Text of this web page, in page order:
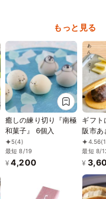
もっと見る
癒しの練り切り『南極
和菓子』 6個入
5(4)
最短 8/19
¥ 4,200
ギフト
阪市あ
リ優秀
ィアで
き 和
かろ
中元
4.56
最短 8/
¥